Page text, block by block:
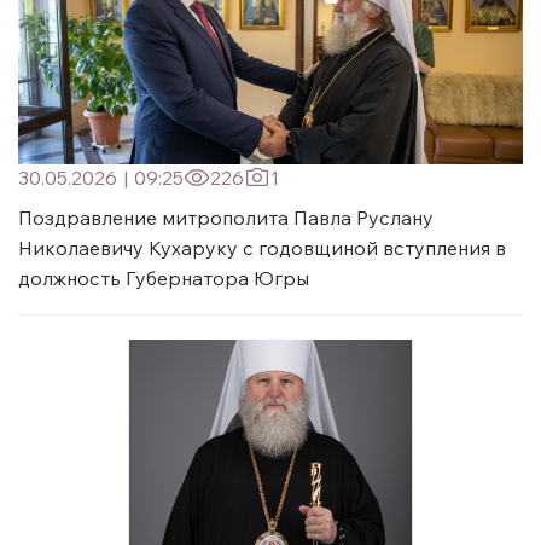
30.05.2026 | 09:25 226
1
Поздравление митрополита Павла Руслану
Николаевичу Кухаруку с годовщиной вступления в
должность Губернатора Югры